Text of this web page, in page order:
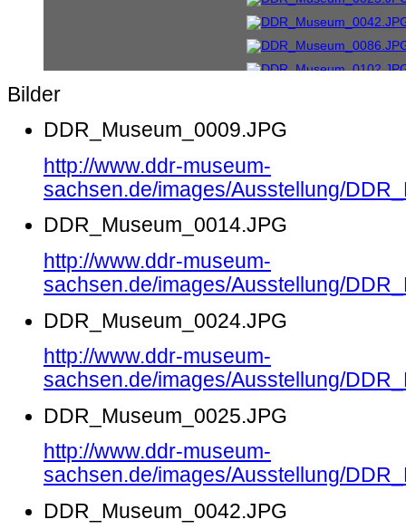
Bilder
DDR_Museum_0009.JPG
http://www.ddr-museum-
sachsen.de/images/Ausstellung/
DDR_Museum_0014.JPG
http://www.ddr-museum-
sachsen.de/images/Ausstellung/
DDR_Museum_0024.JPG
http://www.ddr-museum-
sachsen.de/images/Ausstellung/
DDR_Museum_0025.JPG
http://www.ddr-museum-
sachsen.de/images/Ausstellung/
DDR_Museum_0042.JPG